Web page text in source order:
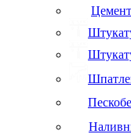
Цемент